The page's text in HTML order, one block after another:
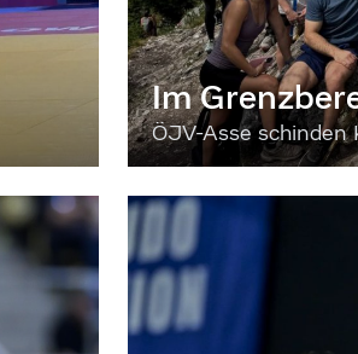
Im
ÖJV-Asse schinden